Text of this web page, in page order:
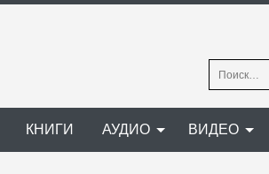
Найти:
КНИГИ АУДИО ВИДЕО